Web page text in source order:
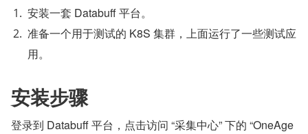
安装一套 Databuff 平台。
准备一个用于测试的 K8S 集群，上面运行了一些测试应
用。
安装步骤
登录到 Databuff 平台，点击访问 “采集中心” 下的 “OneAge